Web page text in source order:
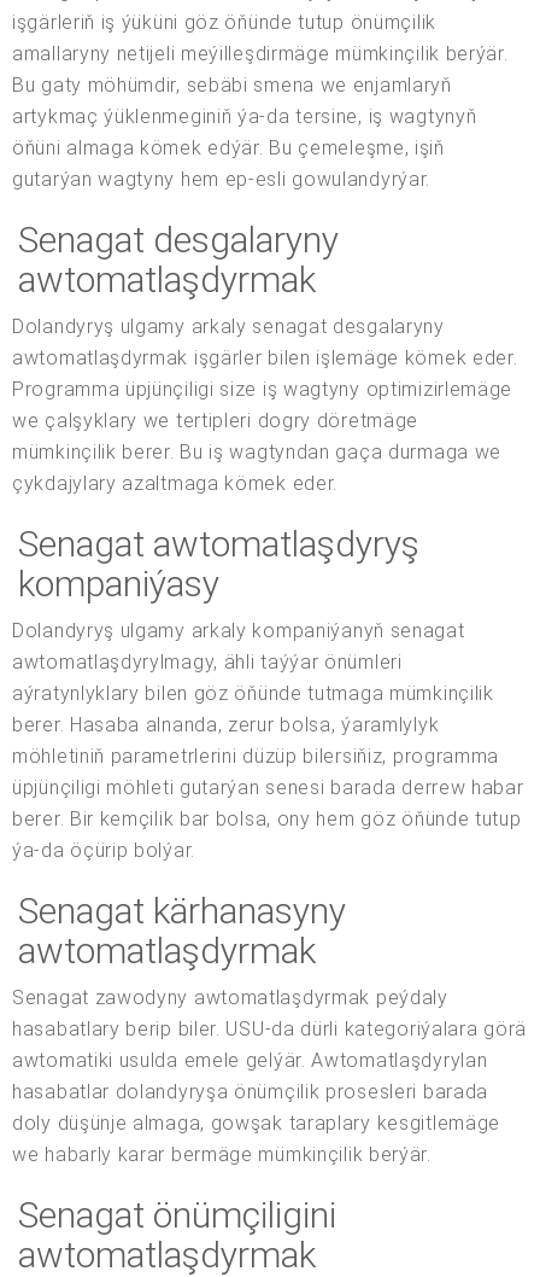
işgärleriň iş ýüküni göz öňünde tutup önümçilik
amallaryny netijeli meýilleşdirmäge mümkinçilik berýär.
Bu gaty möhümdir, sebäbi smena we enjamlaryň
artykmaç ýüklenmeginiň ýa-da tersine, iş wagtynyň
öňüni almaga kömek edýär. Bu çemeleşme, işiň
gutarýan wagtyny hem ep-esli gowulandyrýar.
Senagat desgalaryny
awtomatlaşdyrmak
Dolandyryş ulgamy arkaly senagat desgalaryny
awtomatlaşdyrmak işgärler bilen işlemäge kömek eder.
Programma üpjünçiligi size iş wagtyny optimizirlemäge
we çalşyklary we tertipleri dogry döretmäge
mümkinçilik berer. Bu iş wagtyndan gaça durmaga we
çykdajylary azaltmaga kömek eder.
Senagat awtomatlaşdyryş
kompaniýasy
Dolandyryş ulgamy arkaly kompaniýanyň senagat
awtomatlaşdyrylmagy, ähli taýýar önümleri
aýratynlyklary bilen göz öňünde tutmaga mümkinçilik
berer. Hasaba alnanda, zerur bolsa, ýaramlylyk
möhletiniň parametrlerini düzüp bilersiňiz, programma
üpjünçiligi möhleti gutarýan senesi barada derrew habar
berer. Bir kemçilik bar bolsa, ony hem göz öňünde tutup
ýa-da öçürip bolýar.
Senagat kärhanasyny
awtomatlaşdyrmak
Senagat zawodyny awtomatlaşdyrmak peýdaly
hasabatlary berip biler. USU-da dürli kategoriýalara görä
awtomatiki usulda emele gelýär. Awtomatlaşdyrylan
hasabatlar dolandyryşa önümçilik prosesleri barada
doly düşünje almaga, gowşak taraplary kesgitlemäge
we habarly karar bermäge mümkinçilik berýär.
Senagat önümçiligini
awtomatlaşdyrmak